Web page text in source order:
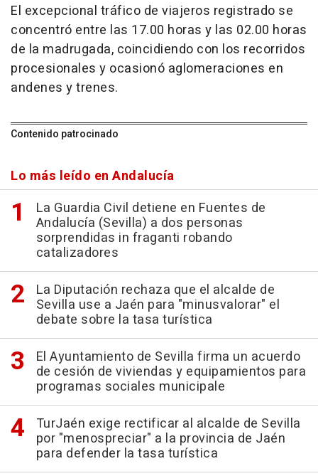
El excepcional tráfico de viajeros registrado se
concentró entre las 17.00 horas y las 02.00 horas
de la madrugada, coincidiendo con los recorridos
procesionales y ocasionó aglomeraciones en
andenes y trenes.
Contenido patrocinado
Lo más leído en Andalucía
La Guardia Civil detiene en Fuentes de
Andalucía (Sevilla) a dos personas
sorprendidas in fraganti robando
catalizadores
La Diputación rechaza que el alcalde de
Sevilla use a Jaén para "minusvalorar" el
debate sobre la tasa turística
El Ayuntamiento de Sevilla firma un acuerdo
de cesión de viviendas y equipamientos para
programas sociales municipale
TurJaén exige rectificar al alcalde de Sevilla
por "menospreciar" a la provincia de Jaén
para defender la tasa turística